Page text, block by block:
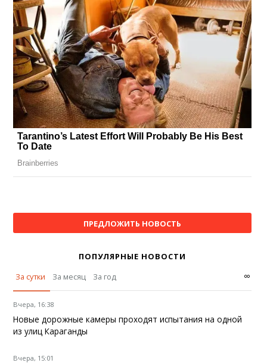
ПРЕДЛОЖИТЬ НОВОСТЬ
ПОПУЛЯРНЫЕ НОВОСТИ
За сутки
За месяц За год ∞
Вчера, 16:38
Новые дорожные камеры проходят испытания на одной
из улиц Караганды
Вчера, 15:01